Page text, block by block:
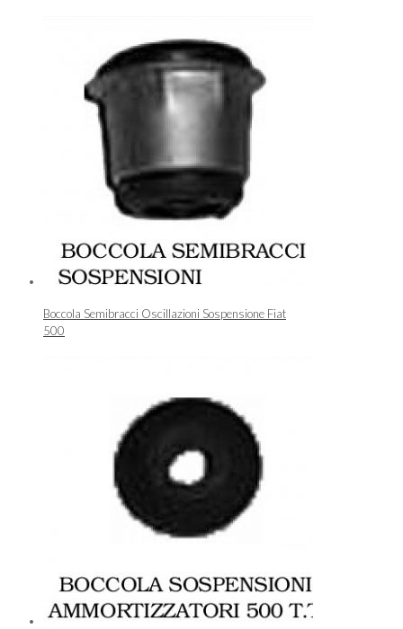
Boccola Semibracci Oscillazioni Sospensione Fiat
500